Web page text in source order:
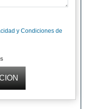
y Condiciones de